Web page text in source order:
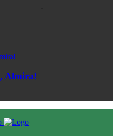
-
Almira!